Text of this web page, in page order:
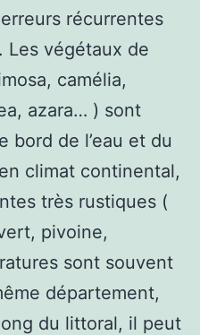
récurrentes
Les végétaux de
camélia,
azara… ) sont
bord de l’eau et du
climat continental,
très rustiques (
pivoine,
sont souvent
département,
du littoral, il peut